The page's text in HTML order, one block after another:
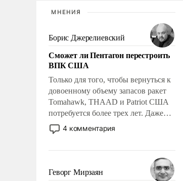
МНЕНИЯ
Борис Джерелиевский
Сможет ли Пентагон перестроить
ВПК США
Только для того, чтобы вернуться к
довоенному объему запасов ракет
Tomahawk, THAAD и Patriot США
потребуется более трех лет. Даже
небольшая война с Ираном
опустошила американские
уязвимости США, например, перед
4 комментария
Геворг Мирзаян